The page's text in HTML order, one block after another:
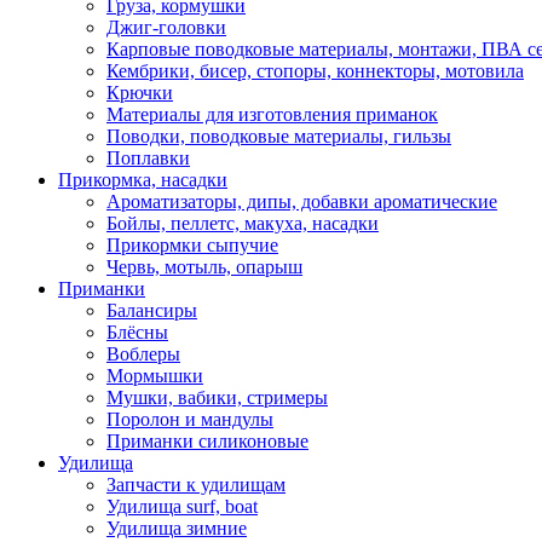
Груза, кормушки
Джиг-головки
Карповые поводковые материалы, монтажи, ПВА
Кембрики, бисер, стопоры, коннекторы, мотовила
Крючки
Материалы для изготовления приманок
Поводки, поводковые материалы, гильзы
Поплавки
Прикормка, насадки
Ароматизаторы, дипы, добавки ароматические
Бойлы, пеллетс, макуха, насадки
Прикормки сыпучие
Червь, мотыль, опарыш
Приманки
Балансиры
Блёсны
Воблеры
Мормышки
Мушки, вабики, стримеры
Поролон и мандулы
Приманки силиконовые
Удилища
Запчасти к удилищам
Удилища surf, boat
Удилища зимние